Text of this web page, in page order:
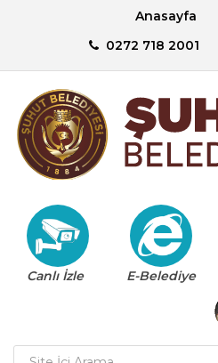
Anasayfa
0272 718 2001
Canlı İzle E-Belediye